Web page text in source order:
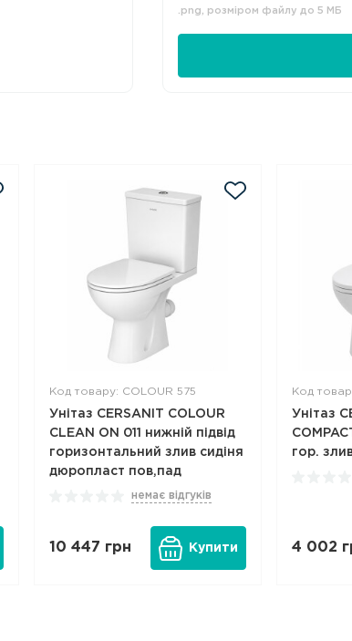
.png, розміром файлу до 5 МБ
Код товару: COLOUR 575
Унітаз CERSANIT COLOUR
CLEAN ON 011 нижній підвід
горизонтальний злив сидіня
дюропласт пов,пад
немає відгуків
10 447 грн Купити
Код
Унітаз
гор.
4 002